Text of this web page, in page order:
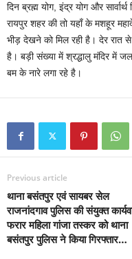
दिन ब्रह्म योग, इंद्र योग और
रायपुर शहर की तो यहाँ के मशहूर
भीड़ देखने को मिल रही है। देर रात से
है। बड़ी संख्या में श्रद्धालु मंदिर में
बम के नारे लगा रहे है।
Previous article
थाना बसंतपुर एवं सायबर सेल
राजनांदगाव पुलिस की संयुक्त
फरार महिला गांजा तस्कर को थाना
बसंतपुर पुलिस ने किया गिरफ्तार…